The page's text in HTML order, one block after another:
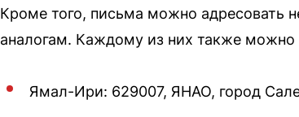
Кроме того, письма можно адресовать
аналогам. Каждому из них также можно
Ямал-Ири: 629007, ЯНАО, город